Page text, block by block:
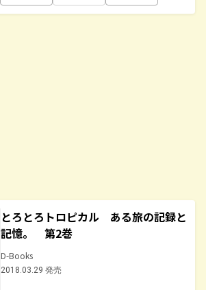
とろとろトロピカル ある旅の記録と
記憶。 第2巻
D-Books
2018.03.29 発売